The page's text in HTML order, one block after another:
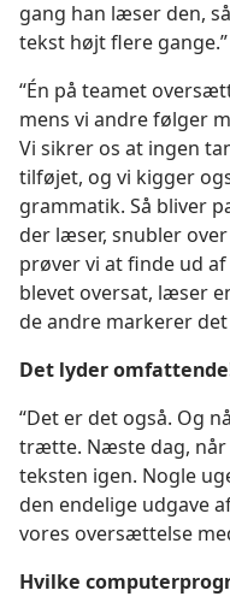
gang han læser den,
tekst højt flere gange.”
“Én på teamet
mens vi andre følger
Vi sikrer os at ingen
tilføjet, og vi kigger
grammatik. Så bliver
der læser, snubler
prøver vi at finde ud
blevet oversat, læser
de andre markerer
Det lyder
“Det er det også. Og
trætte. Næste dag, når
teksten igen. Nogle
den endelige udgave
vores oversættelse
Hvilke